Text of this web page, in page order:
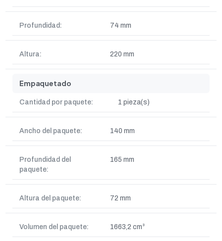
Profundidad: 74 mm
Altura: 220 mm
Empaquetado
Cantidad por paquete: 1 pieza(s)
Ancho del paquete: 140 mm
Profundidad del
paquete:
165 mm
Altura del paquete: 72 mm
Volumen del paquete: 1663,2 cm³